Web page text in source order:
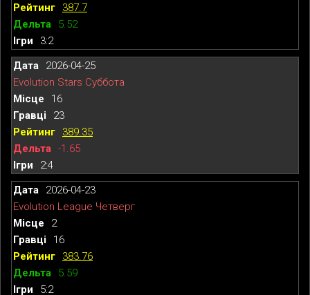
387.7
5.52
3:2
2026-04-25
Evolution Stars Суббота
16
23
389.35
-1.65
2:4
2026-04-23
Evolution League Четверг
2
16
383.76
5.59
5:2